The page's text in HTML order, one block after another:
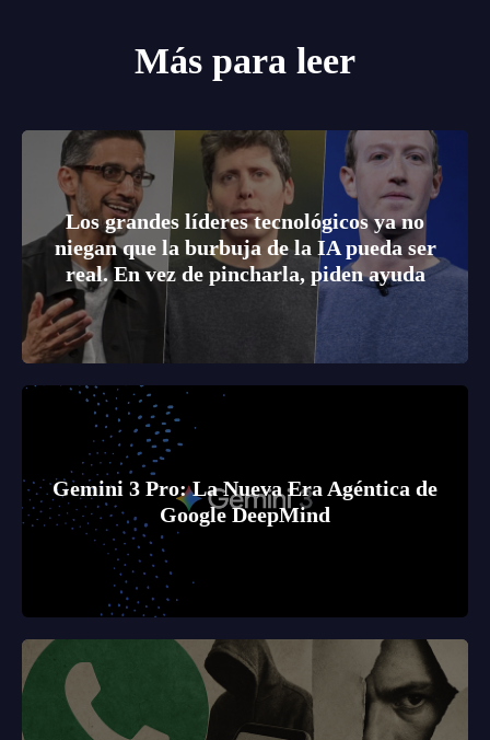
Más para leer
Los grandes líderes tecnológicos ya no
niegan que la burbuja de la IA pueda ser
real. En vez de pincharla, piden ayuda
Gemini 3 Pro: La Nueva Era Agéntica de
Google DeepMind